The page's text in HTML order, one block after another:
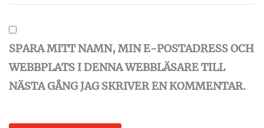
SPARA MITT NAMN, MIN E-POSTADRESS OCH
WEBBPLATS I DENNA WEBBLÄSARE TILL
NÄSTA GÅNG JAG SKRIVER EN KOMMENTAR.